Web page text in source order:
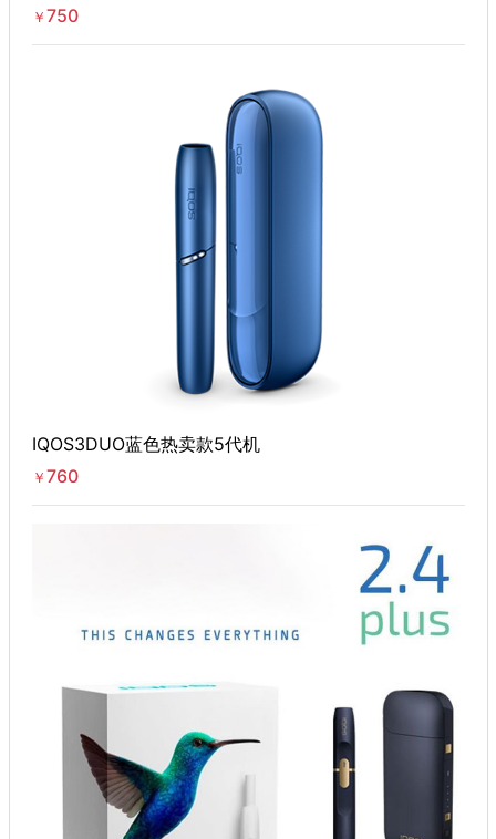
￥ 750
IQOS3DUO蓝色热卖款5代机
￥ 760